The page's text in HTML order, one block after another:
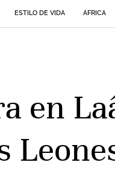
ESTILO DE VIDA ÁFRICA
en